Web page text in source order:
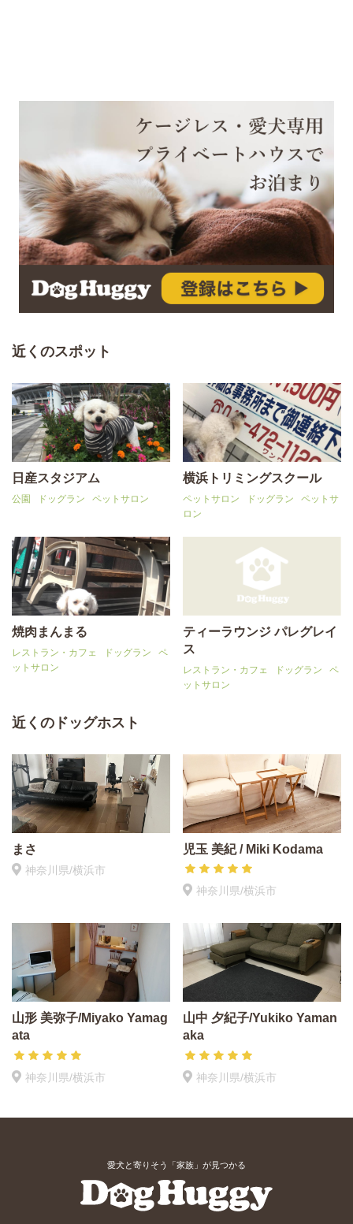
近くのスポット
日産スタジアム
公園 ドッグラン ペットサロン
横浜トリミングスクール
ペットサロン ドッグラン
ペットサ
ロン
焼肉まんまる
レストラン・カフェ ドッグラン
ペ
ットサロン
ティーラウンジ パレグレイ
ス
レストラン・カフェ ドッグラン
ペ
ットサロン
近くのドッグホスト
まさ
神奈川県/横浜市
児玉 美紀 / Miki Kodama
神奈川県/横浜市
山形 美弥子/Miyako Yamag
ata
神奈川県/横浜市
山中 夕紀子/Yukiko Yaman
aka
神奈川県/横浜市
愛犬と寄りそう「家族」が見つかる